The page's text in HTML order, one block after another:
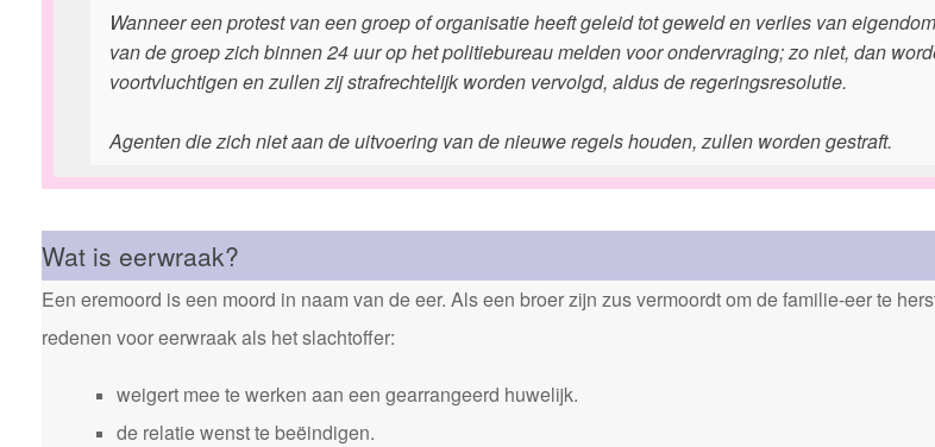
Wanneer een protest van een groep of organisatie heeft geleid tot geweld en verlies van
van de groep zich binnen 24 uur op het politiebureau melden voor ondervraging; zo niet, dan
voortvluchtigen en zullen zij strafrechtelijk worden vervolgd, aldus de regeringsresolutie.
Agenten die zich niet aan de uitvoering van de nieuwe regels houden, zullen worden gestraft.
Wat is eerwraak?
Een eremoord is een moord in naam van de eer. Als een broer zijn zus vermoordt om de familie-eer te
redenen voor eerwraak als het slachtoffer:
weigert mee te werken aan een gearrangeerd huwelijk.
de relatie wenst te beëindigen.